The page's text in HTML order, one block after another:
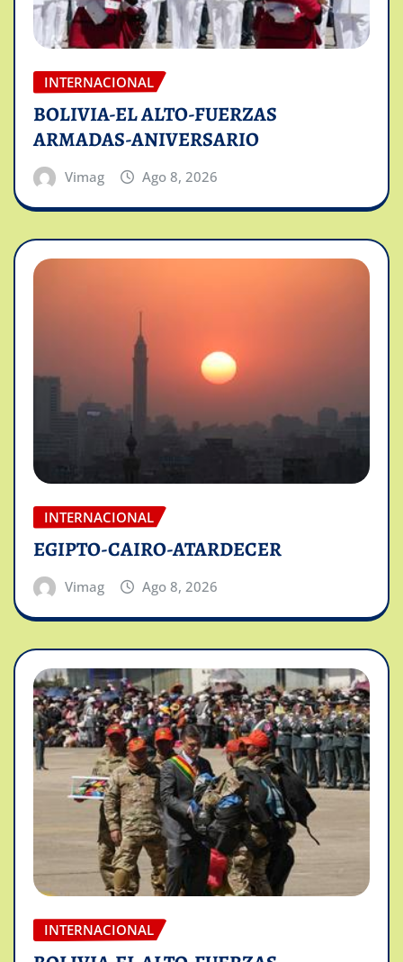
INTERNACIONAL
BOLIVIA-EL ALTO-FUERZAS
ARMADAS-ANIVERSARIO
Vimag Ago 8, 2026
INTERNACIONAL
EGIPTO-CAIRO-ATARDECER
Vimag Ago 8, 2026
INTERNACIONAL